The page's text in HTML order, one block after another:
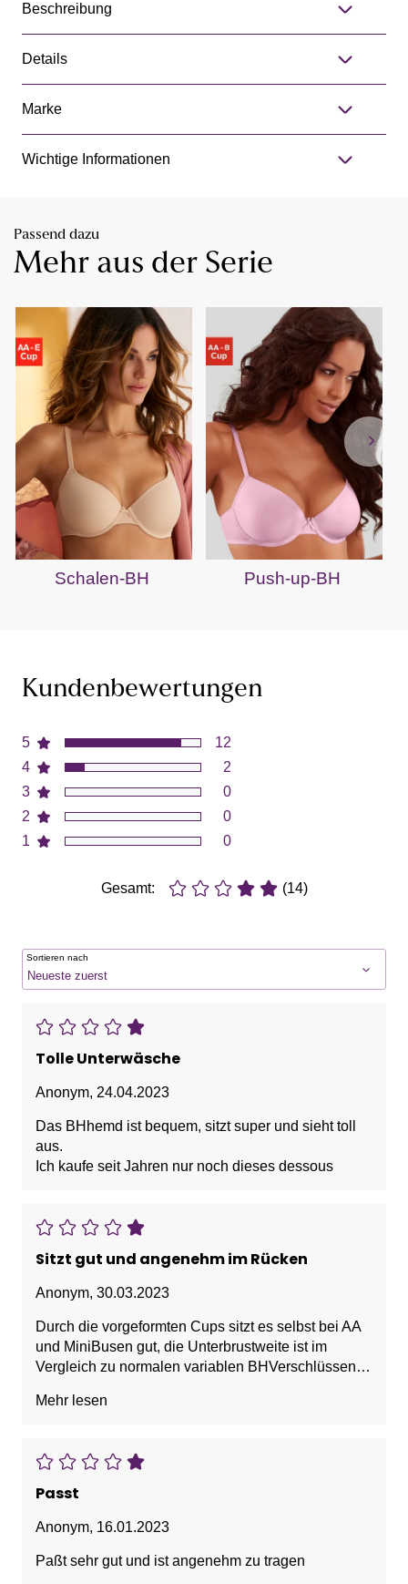
Beschreibung
Details
Marke
Wichtige Informationen
Passend dazu
Mehr aus der Serie
Schalen-BH Push-up-BH
Kundenbewertungen
5
4
3
2
1
12
2
0
0
0
Gesamt: (14)
Sortieren nach
Tolle Unterwäsche
Anonym, 24.04.2023
Das BHhemd ist bequem, sitzt super und sieht toll
aus.
Ich kaufe seit Jahren nur noch dieses dessous
Sitzt gut und angenehm im Rücken
Anonym, 30.03.2023
Durch die vorgeformten Cups sitzt es selbst bei AA
und MiniBusen gut, die Unterbrustweite ist im
Vergleich zu normalen variablen BHVerschlüssen
Winter oder unter transparenter Bluse ohne dass es
Mehr lesen
Passt
Anonym, 16.01.2023
Paßt sehr gut und ist angenehm zu tragen